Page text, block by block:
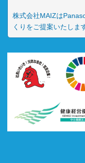
株式会社MAIZは
くりをご提案いたしま